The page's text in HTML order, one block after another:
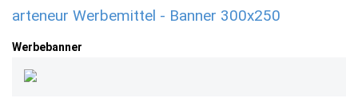
arteneur Werbemittel - Banner 300x250
Werbebanner